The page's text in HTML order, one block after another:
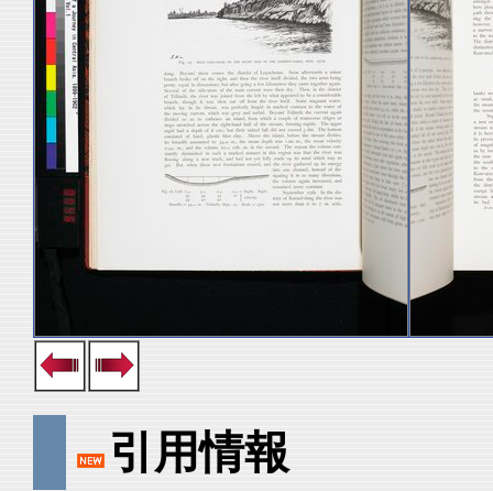
引用情報